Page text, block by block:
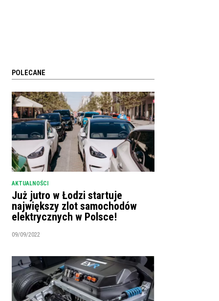
POLECANE
AKTUALNOŚCI
Już jutro w Łodzi startuje
największy zlot samochodów
elektrycznych w Polsce!
09/09/2022